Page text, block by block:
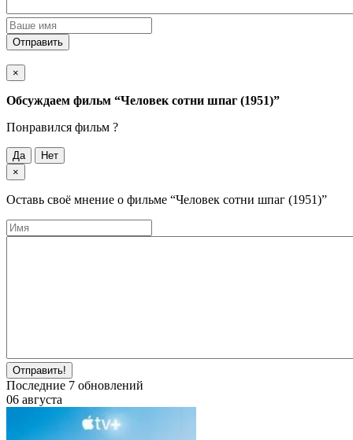
Отправить
×
Обсуждаем фильм “Человек сотни шпаг (1951)”
Понравился фильм ?
Да
Нет
×
Оставь своё мнение о фильме “Человек сотни шпаг (1951)”
Отправить!
Последние 7 обновлений
06 августа